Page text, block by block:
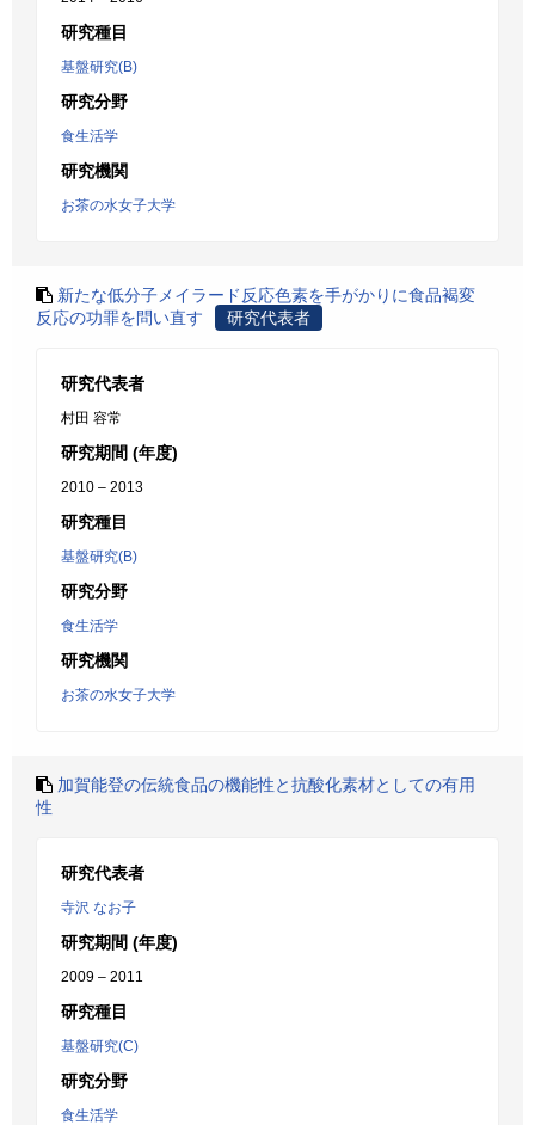
研究種目
基盤研究(B)
研究分野
食生活学
研究機関
お茶の水女子大学
新たな低分子メイラード反応色素を手がかりに食品褐変
反応の功罪を問い直す
研究代表者
研究代表者
村田 容常
研究期間 (年度)
2010 – 2013
研究種目
基盤研究(B)
研究分野
食生活学
研究機関
お茶の水女子大学
加賀能登の伝統食品の機能性と抗酸化素材としての有用
性
研究代表者
寺沢 なお子
研究期間 (年度)
2009 – 2011
研究種目
基盤研究(C)
研究分野
食生活学